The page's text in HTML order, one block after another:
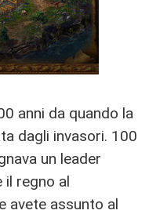
anni da quando la
dagli invasori. 100
un leader
il regno al
avete assunto al